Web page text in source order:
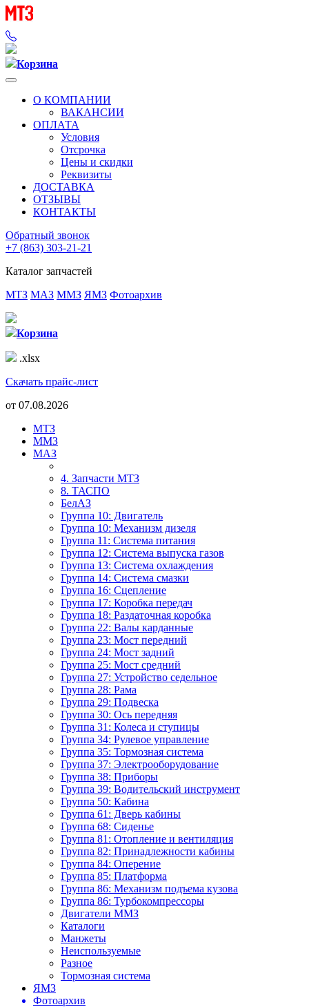
Корзина
О КОМПАНИИ
ВАКАНСИИ
ОПЛАТА
Условия
Отсрочка
Цены и скидки
Реквизиты
ДОСТАВКА
ОТЗЫВЫ
КОНТАКТЫ
Обратный звонок
+7 (863) 303-21-21
Каталог запчастей
МТЗ МАЗ ММЗ ЯМЗ Фотоархив
Корзина
.xlsx
Скачать прайс-лист
от 07.08.2026
МТЗ
ММЗ
МАЗ
4. Запчасти МТЗ
8. ТАСПО
БелАЗ
Группа 10: Двигатель
Группа 10: Механизм дизеля
Группа 11: Система питания
Группа 12: Система выпуска газов
Группа 13: Система охлаждения
Группа 14: Система смазки
Группа 16: Сцепление
Группа 17: Коробка передач
Группа 18: Раздаточная коробка
Группа 22: Валы карданные
Группа 23: Мост передний
Группа 24: Мост задний
Группа 25: Мост средний
Группа 27: Устройство седельное
Группа 28: Рама
Группа 29: Подвеска
Группа 30: Ось передняя
Группа 31: Колеса и ступицы
Группа 34: Рулевое управление
Группа 35: Тормозная система
Группа 37: Электрооборудование
Группа 38: Приборы
Группа 39: Водительский инструмент
Группа 50: Кабина
Группа 61: Дверь кабины
Группа 68: Сиденье
Группа 81: Отопление и вентиляция
Группа 82: Принадлежности кабины
Группа 84: Оперение
Группа 85: Платформа
Группа 86: Механизм подъема кузова
Группа 86: Турбокомпрессоры
Двигатели ММЗ
Каталоги
Манжеты
Неиспользуемые
Разное
Тормозная система
ЯМЗ
Фотоархив